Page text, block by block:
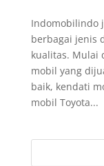
Indomobilindo
berbagai jenis
kualitas. Mulai
mobil yang
baik, kendati
mobil Toyota...